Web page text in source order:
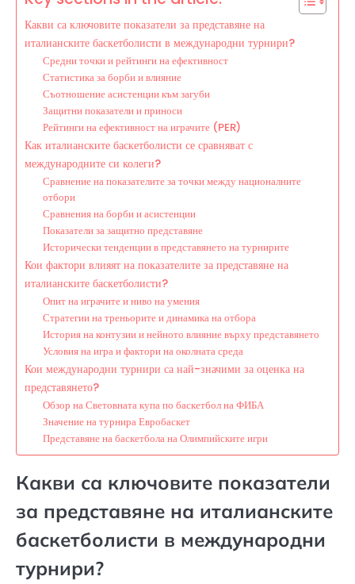
Какви са ключовите показатели за представяне на
италианските баскетболисти в международни турнири?
Средни точки и рейтинги на ефективност
Статистика за борби и влияние
Съотношение асистенции към загуби
Защитни показатели и приноси
Рейтинги на ефективност на играчите (PER)
Как италианските баскетболисти се сравняват с
международните си колеги?
Сравнение на показателите за точки между националните
отбори
Сравнения на борби и асистенции
Показатели за защитно представяне
Исторически тенденции в представянето на турнирите
Кои фактори влияят на показателите за представяне на
италианските баскетболисти?
Опит на играчите и ниво на умения
Стратегии на треньорите и динамика на отбора
История на контузии и нейното влияние върху представянето
Условия на игра и фактори на околната среда
Кои международни турнири са най-значими за оценка на
представянето?
Обзор на Световната купа по баскетбол на ФИБА
Значение на турнира Евробаскет
Представяне на баскетбола на Олимпийските игри
Какви са ключовите показатели
за представяне на италианските
баскетболисти в международни
турнири?